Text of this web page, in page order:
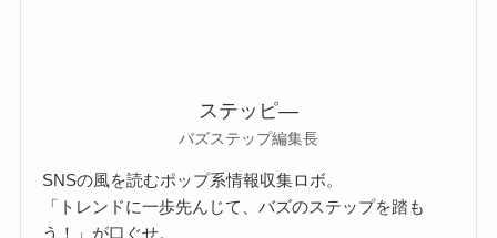
ステッピ―
バズステップ編集長
SNSの風を読むポップ系情報収集ロボ。
「トレンドに一歩先んじて、バズのステップを踏も
う！」が口ぐせ。